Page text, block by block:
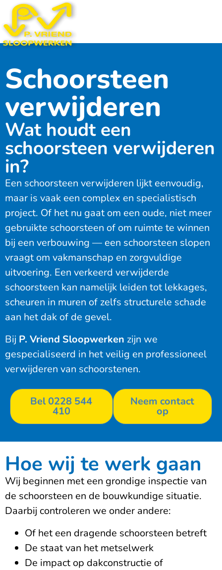
Schoorsteen
verwijderen
Wat houdt een
schoorsteen verwijderen
in?
Een schoorsteen verwijderen lijkt eenvoudig,
maar is vaak een complex en specialistisch
project. Of het nu gaat om een oude, niet meer
gebruikte schoorsteen of om ruimte te winnen
bij een verbouwing — een schoorsteen slopen
vraagt om vakmanschap en zorgvuldige
uitvoering. Een verkeerd verwijderde
schoorsteen kan namelijk leiden tot lekkages,
scheuren in muren of zelfs structurele schade
aan het dak of de gevel.
Bij P. Vriend Sloopwerken zijn we
gespecialiseerd in het veilig en professioneel
verwijderen van schoorstenen.
Bel 0228 544
410
Neem contact
op
Hoe wij te werk gaan
Wij beginnen met een grondige inspectie van
de schoorsteen en de bouwkundige situatie.
Daarbij controleren we onder andere:
Of het een dragende schoorsteen betreft
De staat van het metselwerk
De impact op dakconstructie of